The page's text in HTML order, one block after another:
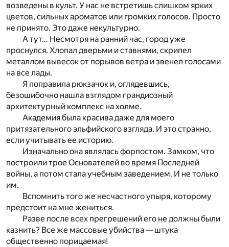
возведены в культ. У нас не встретишь слишком ярких
цветов, сильных ароматов или громких голосов. Просто
не принято. Это даже некультурно.
А тут… Несмотря на ранний час, город уже
проснулся. Хлопал дверьми и ставнями, скрипел
металлом вывесок от порывов ветра и звенел голосами
на все лады.
Я поправила рюкзачок и, оглядевшись,
безошибочно нашла взглядом грандиозный
архитектурный комплекс на холме.
Академия была красива даже для моего
притязательного эльфийского взгляда. И это странно,
если учитывать ее историю.
Изначально она являлась форпостом. Замком, что
построили трое Основателей во время Последней
войны, а потом стала учебным заведением. И не только
им.
Вспомнить того же несчастного упыря, которому
предстоит на мне жениться.
Разве после всех прегрешений его не должны были
казнить? Все же массовые убийства — штука
общественно порицаемая!